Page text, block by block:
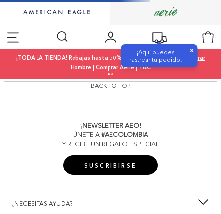
¡Aquí puedes
rastrear tu pedido!
×
¡TODA LA TIENDA! Rebajas hasta 50% OFF |Comprar Mujer|
Comprar
Hombre | Comprar Aerie|T&C
BACK TO TOP
¡NEWSLETTER AEO!
ÚNETE A#AECOLOMBIA
Y RECIBE UN REGALO ESPECIAL
SUSCRIBIRSE
¿NECESITAS AYUDA?